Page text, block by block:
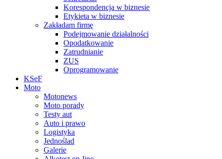
Korespondencja w biznesie
Etykieta w biznesie
Zakładam firmę
Podejmowanie działalności
Opodatkowanie
Zatrudnianie
ZUS
Oprogramowanie
KSeF
Moto
Motonews
Moto porady
Testy aut
Auto i prawo
Logistyka
Jednoślad
Galerie